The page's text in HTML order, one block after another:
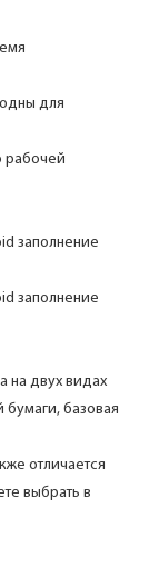
для
рабочей
на двух видах
бумаги, базовая
отличается
выбрать в